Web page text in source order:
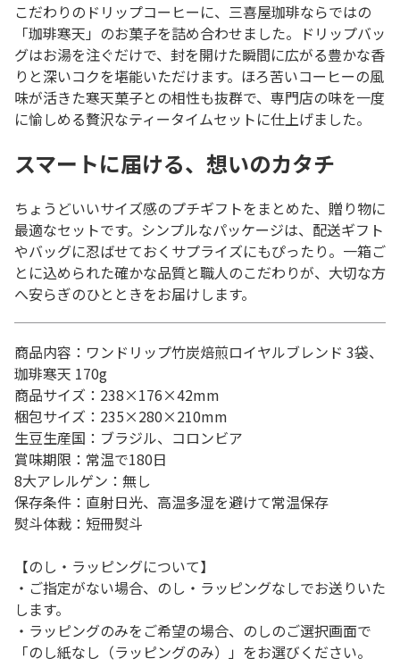
こだわりのドリップコーヒーに、三喜屋珈琲ならではの
「珈琲寒天」のお菓子を詰め合わせました。ドリップバッ
グはお湯を注ぐだけで、封を開けた瞬間に広がる豊かな香
りと深いコクを堪能いただけます。ほろ苦いコーヒーの風
味が活きた寒天菓子との相性も抜群で、専門店の味を一度
に愉しめる贅沢なティータイムセットに仕上げました。
スマートに届ける、想いのカタチ
ちょうどいいサイズ感のプチギフトをまとめた、贈り物に
最適なセットです。シンプルなパッケージは、配送ギフト
やバッグに忍ばせておくサプライズにもぴったり。一箱ご
とに込められた確かな品質と職人のこだわりが、大切な方
へ安らぎのひとときをお届けします。
商品内容：ワンドリップ竹炭焙煎ロイヤルブレンド 3袋、
珈琲寒天 170g
商品サイズ：238×176×42mm
梱包サイズ：235×280×210mm
生豆生産国：ブラジル、コロンビア
賞味期限：常温で180日
8大アレルゲン：無し
保存条件：直射日光、高温多湿を避けて常温保存
熨斗体裁：短冊熨斗
【のし・ラッピングについて】
・ご指定がない場合、のし・ラッピングなしでお送りいた
します。
・ラッピングのみをご希望の場合、のしのご選択画面で
「のし紙なし（ラッピングのみ）」をお選びください。